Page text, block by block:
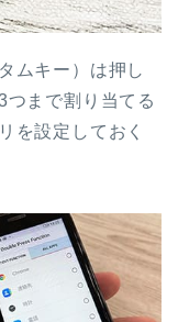
ムキー）は押し
まで割り当てる
を設定しておく